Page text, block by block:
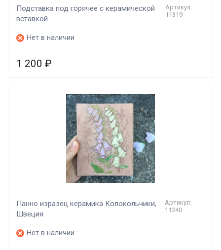
Подставка под горячее с керамической
вставкой
Артикул:
11319
Нет в наличии
1 200 ₽
Панно изразец керамика Колокольчики,
Швеция
Артикул:
11340
Нет в наличии